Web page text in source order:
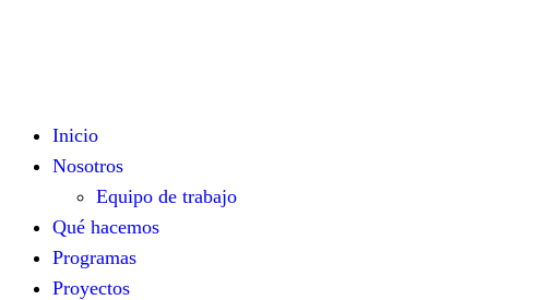
Inicio
Nosotros
Equipo de trabajo
Qué hacemos
Programas
Proyectos